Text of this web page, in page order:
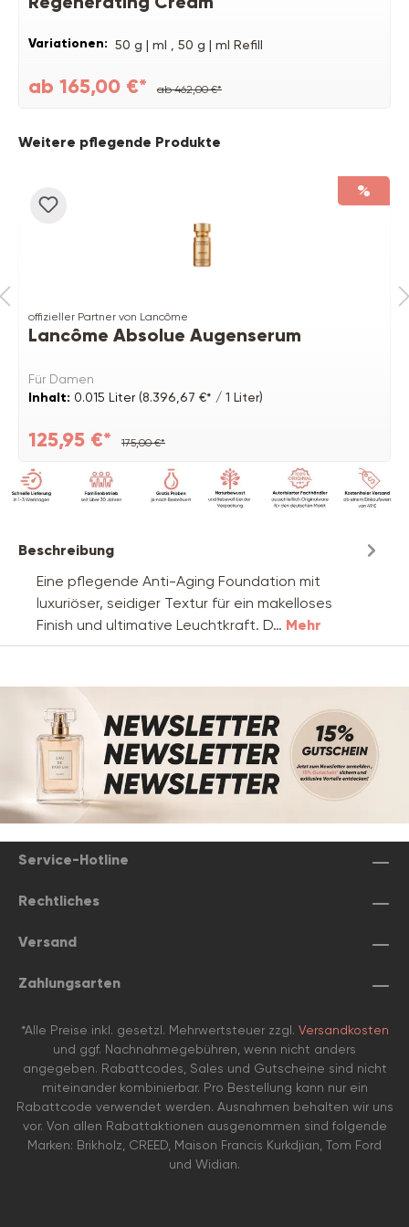
Variationen: 50 g | ml , 50 g | ml Refill
ab 165,00 €* ab 462,00 €*
Produktgalerie überspringen
Weitere pflegende Produkte
%
offizieller Partner von Lancôme
Lancôme Absolue Augenserum
Für Damen
Inhalt: 0.015 Liter(8.396,67 €* / 1 Liter)
125,95 €* 175,00 €*
Beschreibung
Eine pflegende Anti-Aging Foundation mit
luxuriöser, seidiger Textur für ein makelloses
Finish und ultimative Leuchtkraft. D… Mehr
Service-Hotline
Rechtliches
Versand
Zahlungsarten
*Alle Preise inkl. gesetzl. Mehrwertsteuer zzgl. Versandkosten
und ggf. Nachnahmegebühren, wenn nicht anders
angegeben. Rabattcodes, Sales und Gutscheine sind nicht
miteinander kombinierbar. Pro Bestellung kann nur ein
Rabattcode verwendet werden. Ausnahmen behalten wir uns
vor. Von allen Rabattaktionen ausgenommen sind folgende
Marken: Brikholz, CREED, Maison Francis Kurkdjian, Tom Ford
und Widian.